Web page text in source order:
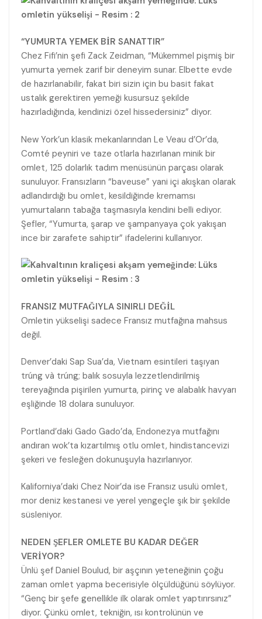
“YUMURTA YEMEK BİR SANATTIR”
Chez Fifi’nin şefi Zack Zeidman, “Mükemmel pişmiş bir
yumurta yemek zarif bir deneyim sunar. Elbette evde
de hazırlanabilir, fakat biri sizin için bu basit fakat
ustalık gerektiren yemeği kusursuz şekilde
hazırladığında, kendinizi özel hissedersiniz” diyor.
New York’un klasik mekanlarından Le Veau d’Or’da,
Comté peyniri ve taze otlarla hazırlanan minik bir
omlet, 125 dolarlık tadım menüsünün parçası olarak
sunuluyor. Fransızların “baveuse” yani içi akışkan olarak
adlandırdığı bu omlet, kesildiğinde kremamsı
yumurtaların tabağa taşmasıyla kendini belli ediyor.
Şefler, “Yumurta, şarap ve şampanyaya çok yakışan
ince bir zarafete sahiptir” ifadelerini kullanıyor.
FRANSIZ MUTFAĞIYLA SINIRLI DEĞİL
Omletin yükselişi sadece Fransız mutfağına mahsus
değil.
Denver’daki Sap Sua’da, Vietnam esintileri taşıyan
trúng và trúng; balık sosuyla lezzetlendirilmiş
tereyağında pişirilen yumurta, pirinç ve alabalık havyarı
eşliğinde 18 dolara sunuluyor.
Portland’daki Gado Gado’da, Endonezya mutfağını
andıran wok’ta kızartılmış otlu omlet, hindistancevizi
şekeri ve fesleğen dokunuşuyla hazırlanıyor.
Kaliforniya’daki Chez Noir’da ise Fransız usulü omlet,
mor deniz kestanesi ve yerel yengeçle şık bir şekilde
süsleniyor.
NEDEN ŞEFLER OMLETE BU KADAR DEĞER
VERİYOR?
Ünlü şef Daniel Boulud, bir aşçının yeteneğinin çoğu
zaman omlet yapma becerisiyle ölçüldüğünü söylüyor.
“Genç bir şefe genellikle ilk olarak omlet yaptırırsınız”
diyor. Çünkü omlet, tekniğin, ısı kontrolünün ve